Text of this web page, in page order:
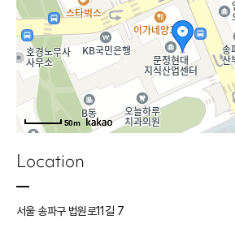
50m
Location
서울 송파구 법원로11길 7